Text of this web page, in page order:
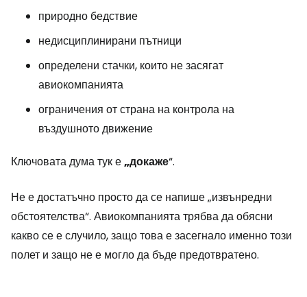
природно бедствие
недисциплинирани пътници
определени стачки, които не засягат
авиокомпанията
ограничения от страна на контрола на
въздушното движение
Ключовата дума тук е„докаже“.
Не е достатъчно просто да се напише „извънредни
обстоятелства“. Авиокомпанията трябва да обясни
какво се е случило, защо това е засегнало именно този
полет и защо не е могло да бъде предотвратено.